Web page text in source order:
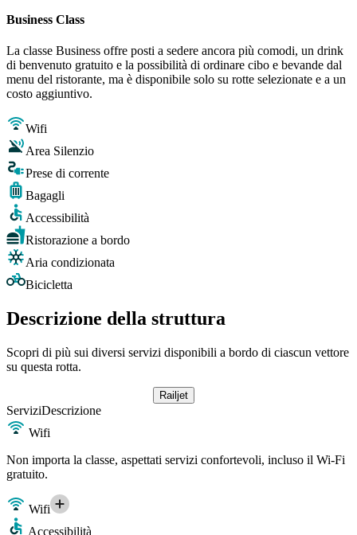
Business Class
La classe Business offre posti a sedere ancora più comodi, un drink
di benvenuto gratuito e la possibilità di ordinare cibo e bevande dal
menu del ristorante, ma è disponibile solo su rotte selezionate e a un
costo aggiuntivo.
Wifi
Area Silenzio
Prese di corrente
Bagagli
Accessibilità
Ristorazione a bordo
Aria condizionata
Bicicletta
Descrizione della struttura
Scopri di più sui diversi servizi disponibili a bordo di ciascun vettore
su questa rotta.
Railjet
ServiziDescrizione
Wifi
Non importa la classe, aspettati servizi confortevoli, incluso il Wi-Fi
gratuito.
Wifi
Accessibilità